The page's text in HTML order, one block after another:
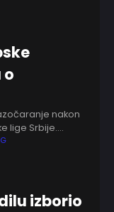
o
nakon
lige Srbije.
titule,
izborio